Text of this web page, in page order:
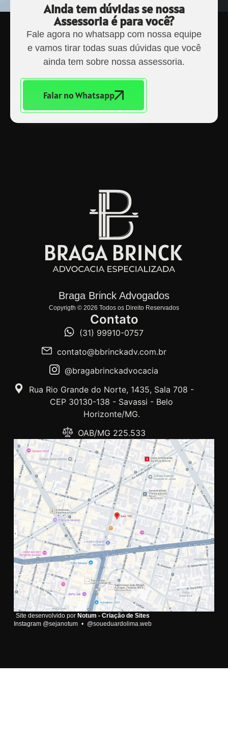
Ainda tem dúvidas se nossa
Assessoria é para você?
Fale agora no whatsapp com nossa equipe
e vamos tirar todas suas dúvidas que você
ainda tem sobre nossa assessoria.
Falar no Whatsapp
Braga Brinck Advogados
Copyrigth © 2026 Todos os Direito Reservados
Contato
(31) 99910-0757
contato@bbrinckadv.com.br
@bragabrinckadvocacia
Rua Rio Grande do Norte, 1435, Sala 708 -
CEP 30130-138 - Savassi - Belo
Horizonte/MG.
OAB/MG 225.533
Site desenvolvido por Notum - Criação de Sites
Instagram @sejanotum • @soueduardolima.web